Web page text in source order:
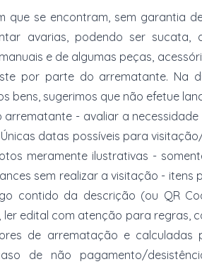
que se encontram, sem garantia
avarias, podendo ser sucata,
e de algumas peças,
por parte do arrematante. Na
sugerimos que não efetue
- avaliar a
datas possíveis para
meramente ilustrativas -
sem realizar a visitação - itens
contido da descrição (ou QR
edital com atenção para regras,
de arrematação e calculadas
de não pagamento/